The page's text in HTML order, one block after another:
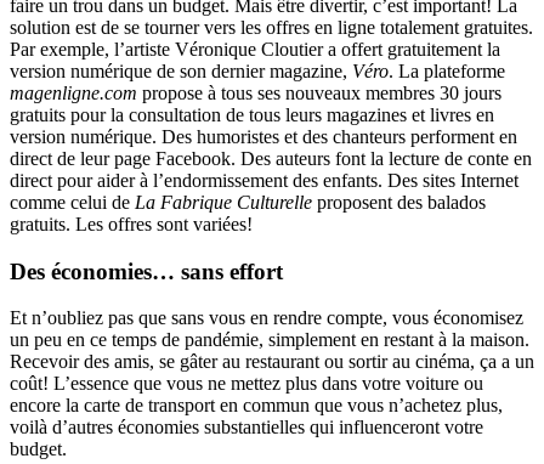
faire un trou dans un budget. Mais être divertir, c’est important! La
solution est de se tourner vers les offres en ligne totalement gratuites.
Par exemple, l’artiste Véronique Cloutier a offert gratuitement la
version numérique de son dernier magazine, Véro. La plateforme
magenligne.com propose à tous ses nouveaux membres 30 jours
gratuits pour la consultation de tous leurs magazines et livres en
version numérique. Des humoristes et des chanteurs performent en
direct de leur page Facebook. Des auteurs font la lecture de conte en
direct pour aider à l’endormissement des enfants. Des sites Internet
comme celui de La Fabrique Culturelle proposent des balados
gratuits. Les offres sont variées!
Des économies… sans effort
Et n’oubliez pas que sans vous en rendre compte, vous économisez
un peu en ce temps de pandémie, simplement en restant à la maison.
Recevoir des amis, se gâter au restaurant ou sortir au cinéma, ça a un
coût! L’essence que vous ne mettez plus dans votre voiture ou
encore la carte de transport en commun que vous n’achetez plus,
voilà d’autres économies substantielles qui influenceront votre
budget.